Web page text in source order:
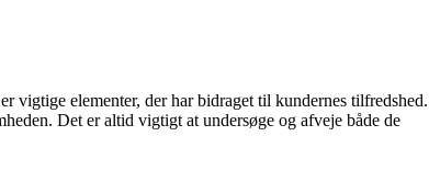
vigtige elementer, der har bidraget til kundernes tilfredshed.
Det er altid vigtigt at undersøge og afveje både de